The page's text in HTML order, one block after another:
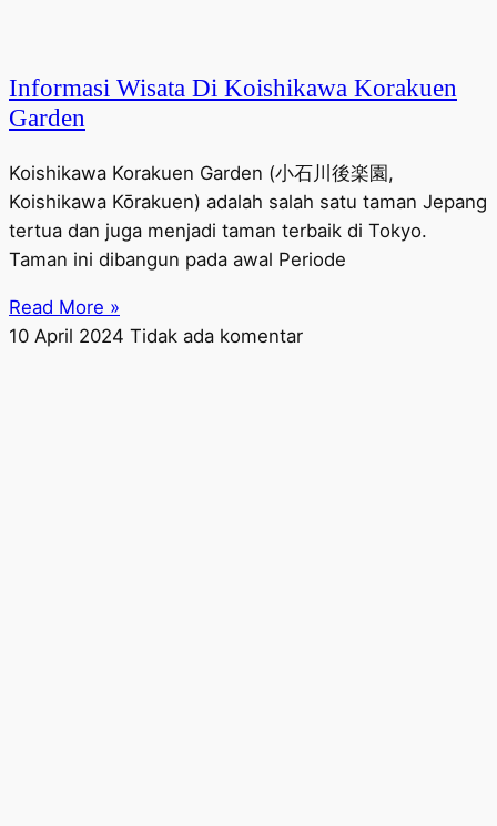
Informasi Wisata Di Koishikawa Korakuen
Garden
Koishikawa Korakuen Garden (小石川後楽園,
Koishikawa Kōrakuen) adalah salah satu taman Jepang
tertua dan juga menjadi taman terbaik di Tokyo.
Taman ini dibangun pada awal Periode
Read More »
10 April 2024 Tidak ada komentar